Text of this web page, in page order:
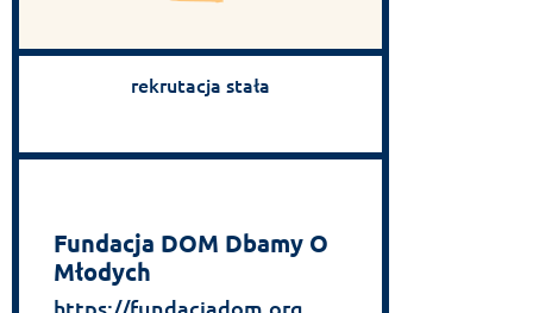
rekrutacja stała
Fundacja DOM Dbamy O
Młodych
https://fundacjadom.org